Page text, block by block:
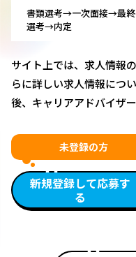
書類選考→一次面接→最終
選考→内定
サイト上では、求人情報
らに詳しい求人情報につ
後、キャリアアドバイザ
未登録の方
新規登録して応募す
る